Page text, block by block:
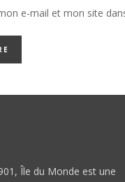
e-mail et mon site
Île du Monde est une